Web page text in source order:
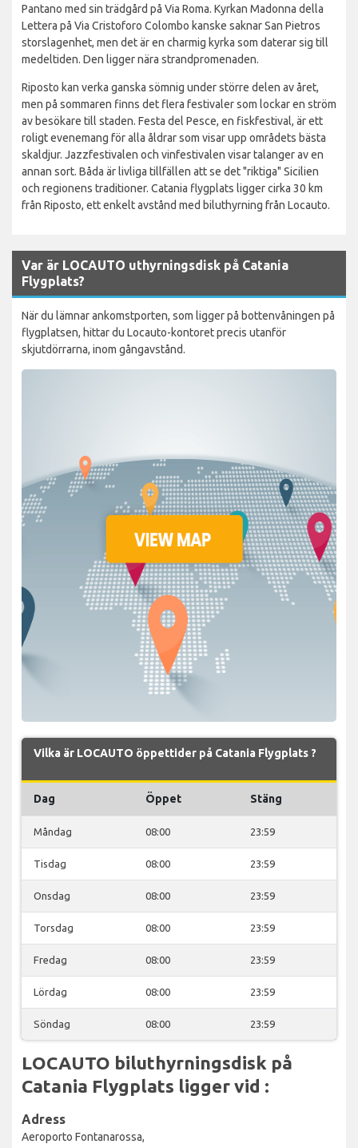
Pantano med sin trädgård på Via Roma. Kyrkan Madonna della
Lettera på Via Cristoforo Colombo kanske saknar San Pietros
storslagenhet, men det är en charmig kyrka som daterar sig till
medeltiden. Den ligger nära strandpromenaden.
Riposto kan verka ganska sömnig under större delen av året,
men på sommaren finns det flera festivaler som lockar en ström
av besökare till staden. Festa del Pesce, en fiskfestival, är ett
roligt evenemang för alla åldrar som visar upp områdets bästa
skaldjur. Jazzfestivalen och vinfestivalen visar talanger av en
annan sort. Båda är livliga tillfällen att se det "riktiga" Sicilien
och regionens traditioner. Catania flygplats ligger cirka 30 km
från Riposto, ett enkelt avstånd med biluthyrning från Locauto.
Var är LOCAUTO uthyrningsdisk på Catania
Flygplats?
När du lämnar ankomstporten, som ligger på bottenvåningen på
flygplatsen, hittar du Locauto-kontoret precis utanför
skjutdörrarna, inom gångavstånd.
Vilka är LOCAUTO öppettider på Catania Flygplats ?
Dag Öppet Stäng
Måndag 08:00 23:59
Tisdag 08:00 23:59
Onsdag 08:00 23:59
Torsdag 08:00 23:59
Fredag 08:00 23:59
Lördag 08:00 23:59
Söndag 08:00 23:59
LOCAUTO biluthyrningsdisk på
Catania Flygplats ligger vid :
Adress
Aeroporto Fontanarossa,